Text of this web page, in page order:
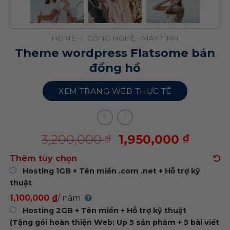
HOME / CÔNG NGHỆ - MÁY TÍNH
Theme wordpress Flatsome bán
đồng hồ
XEM TRANG WEB THỰC TẾ
3,200,000₫ 1,950,000 ₫
Thêm tùy chọn
Hosting 1GB + Tên miền .com .net + Hỗ trợ kỹ
thuật
1,100,000 ₫/ năm
Hosting 2GB + Tên miền + Hỗ trợ kỹ thuật
(Tặng gói hoàn thiện Web: Up 5 sản phẩm + 5 bài viết